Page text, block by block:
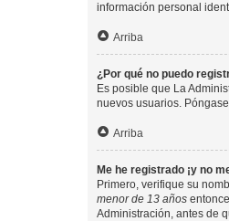
información personal
Arriba
¿Por qué no puedo
Es posible que La
nuevos usuarios.
Arriba
Me he registrado ¡y no
Primero, verifique su
menor de 13 años
Administración, antes de